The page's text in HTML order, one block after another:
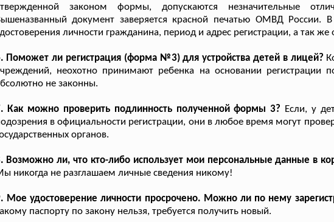
законом формы, допускаются незначительные
документ заверяется красной печатью ОМВД России.
личности гражданина, период и адрес регистрации, а так же
Поможет ли регистрация (форма №3) для устройства детей в лицей?
неохотно принимают ребенка на основании регистрации
не законны.
Как можно проверить подлинность полученной формы 3? Если, у
в официальности регистрации, они в любое время могут
органов.
Возможно ли, что кто-либо использует мои персональные данные в
никогда не разглашаем личные сведения никому!
Мое удостоверение личности просрочено. Можно ли по нему
паспорту по закону нельзя, требуется получить новый.